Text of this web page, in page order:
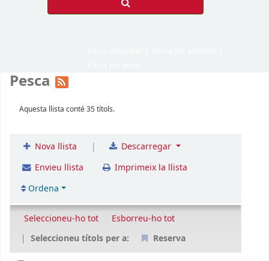
Pesca
Aquesta llista conté 35 títols.
Nova llista |
Descarregar
Envieu llista
Imprimeix la llista
Ordena
Seleccioneu-ho tot
Esborreu-ho tot
Seleccioneu títols per a:
Reserva